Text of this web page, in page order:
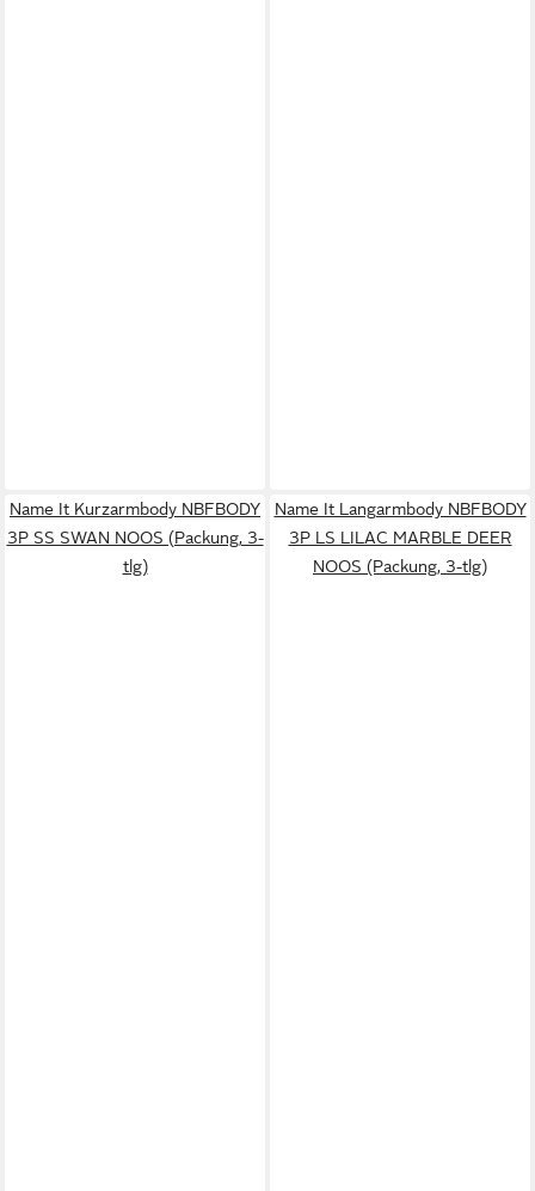
Name It Kurzarmbody NBFBODY
3P SS SWAN NOOS (Packung, 3-
tlg)
Name It Langarmbody NBFBODY
3P LS LILAC MARBLE DEER
NOOS (Packung, 3-tlg)